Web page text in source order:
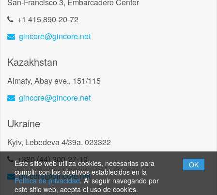
+1 415 890-20-72
gincore@gincore.net
Kazakhstan
Almaty, Abay eve., 151/115
gincore@gincore.net
Ukraine
Kyiv, Lebedeva 4/39a, 023322
+380 (44) 300-27-10
gincore@gincore.net
Este sitio web utiliza cookies, necesarias para
cumplir con los objetivos establecidos en la
Política de privacidad. Al seguir navegando por
este sitio web, acepta el uso de cookies.
OK